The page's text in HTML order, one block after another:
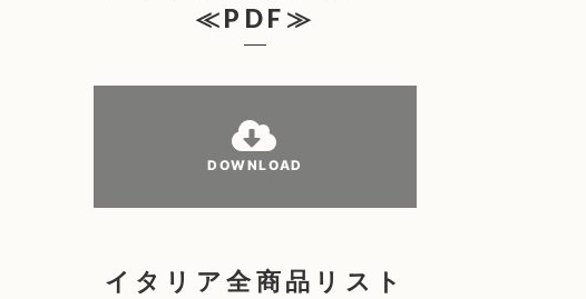
≪PDF≫
DOWNLOAD
イタリア全商品リスト